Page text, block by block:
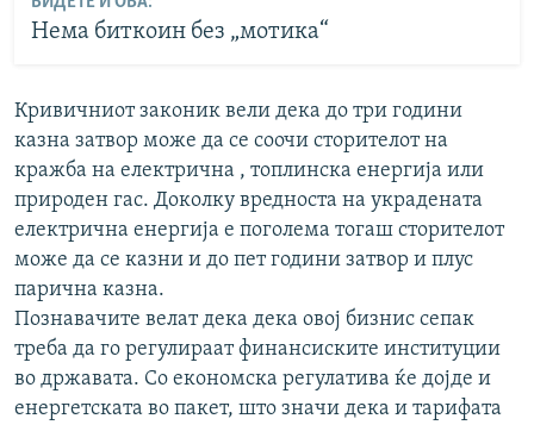
Нема биткоин без „мотика“
Кривичниот законик вели дека до три години
казна затвор може да се соочи сторителот на
кражба на електрична , топлинска енергија или
природен гас. Доколку вредноста на украдената
електрична енергија е поголема тогаш сторителот
може да се казни и до пет години затвор и плус
парична казна.
Познавачите велат дека дека овој бизнис сепак
треба да го регулираат финансиските институции
во државата. Со економска регулатива ќе дојде и
енергетската во пакет, што значи дека и тарифата